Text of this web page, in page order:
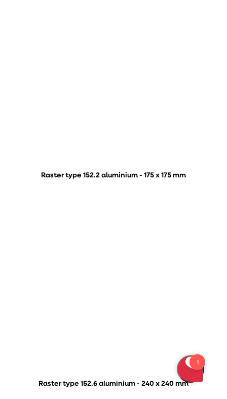
Raster type 152.2 aluminium - 175 x 175 mm
Raster type 152.6 aluminium - 240 x 240 mm